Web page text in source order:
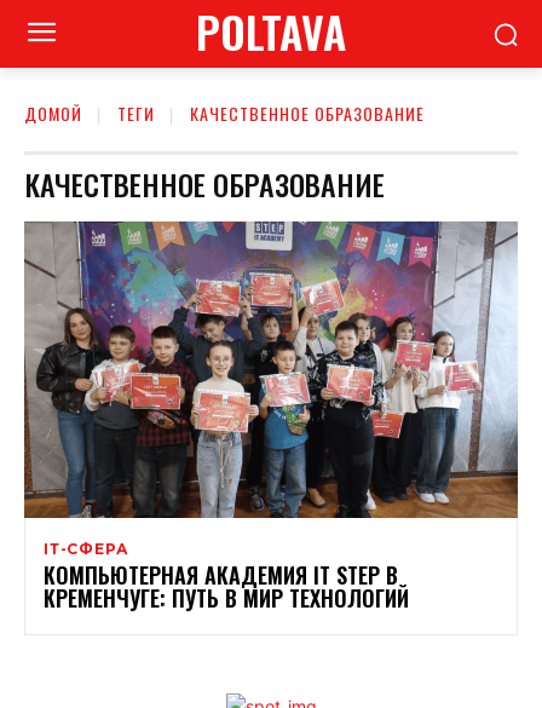
POLTAVA
ДОМОЙ ТЕГИ КАЧЕСТВЕННОЕ ОБРАЗОВАНИЕ
КАЧЕСТВЕННОЕ ОБРАЗОВАНИЕ
ІТ-СФЕРА
КОМПЬЮТЕРНАЯ АКАДЕМИЯ IT STEP В
КРЕМЕНЧУГЕ: ПУТЬ В МИР ТЕХНОЛОГИЙ